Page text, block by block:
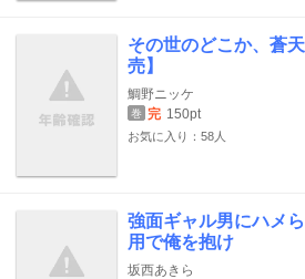
その世のどこか、蒼
売】
鯛野ニッケ
巻 完 150pt
お気に入り：58人
強面ギャル男にハメ
用で俺を抱け
坂西あきら